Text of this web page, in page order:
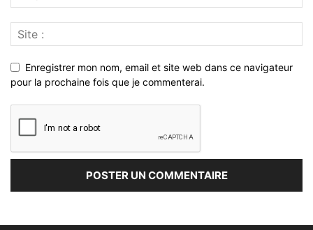
Enregistrer mon nom, email et site web dans ce navigateur
pour la prochaine fois que je commenterai.